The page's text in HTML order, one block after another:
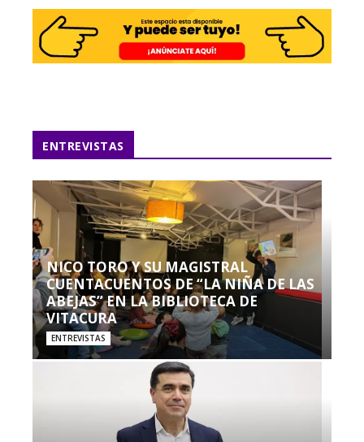
ENTREVISTAS
NICO TORO Y SU MAGISTRAL
CUENTACUENTOS DE “LA NIÑA DE LAS
ABEJAS” EN LA BIBLIOTECA DE
VITACURA
ENTREVISTAS